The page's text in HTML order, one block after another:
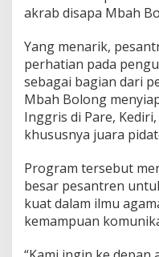
akrab disapa Mbah
Yang menarik,
perhatian pada
sebagai bagian dari
Mbah Bolong
Inggris di Pare,
khususnya juara
Program tersebut
besar pesantren
kuat dalam ilmu
kemampuan